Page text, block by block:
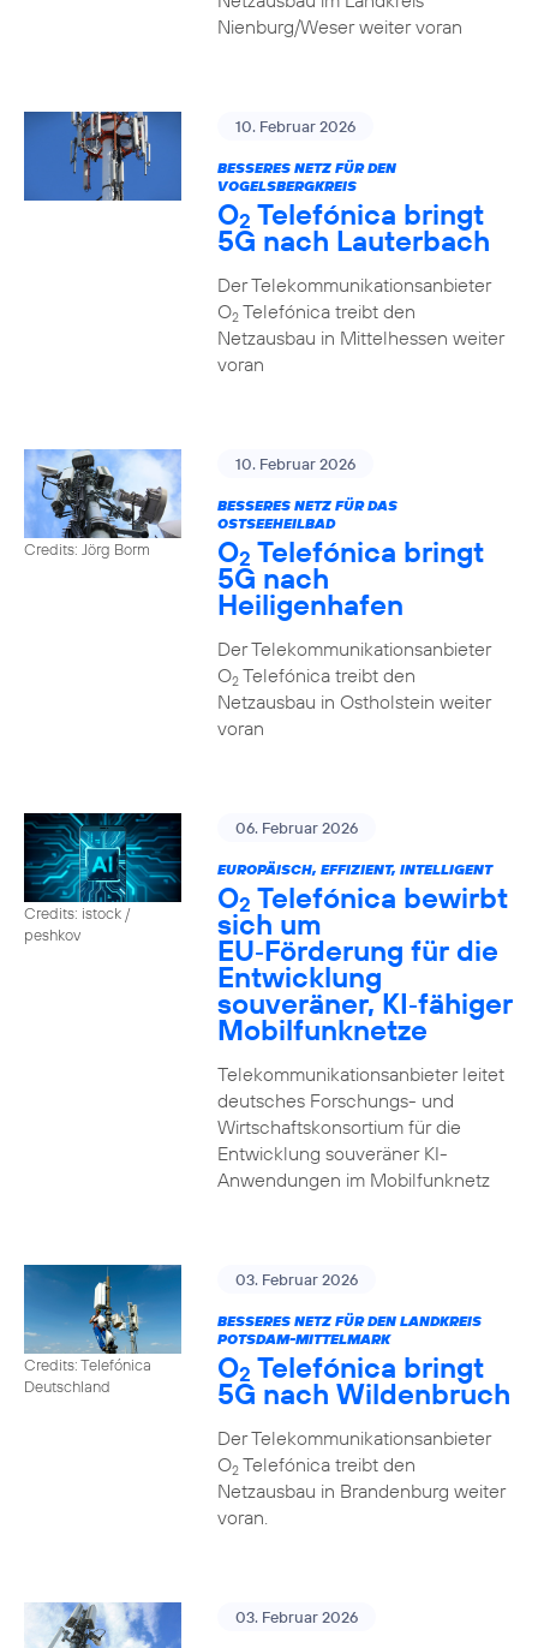
Nienburg/Weser weiter voran
10. Februar 2026
BESSERES NETZ FÜR DEN
VOGELSBERGKREIS
O2 Telefónica bringt
5G nach Lauterbach
Der Telekommunikationsanbieter
O2Telefónica treibt den
Netzausbau in Mittelhessen weiter
voran
Credits: Jörg Borm
10. Februar 2026
BESSERES NETZ FÜR DAS
OSTSEEHEILBAD
O2 Telefónica bringt
5G nach
Heiligenhafen
Der Telekommunikationsanbieter
O2Telefónica treibt den
Netzausbau in Ostholstein weiter
voran
Credits: istock /
peshkov
06. Februar 2026
EUROPÄISCH, EFFIZIENT, INTELLIGENT
O2 Telefónica bewirbt
sich um
EU‑Förderung für die
Entwicklung
souveräner, KI‑fähiger
Mobilfunknetze
Telekommunikationsanbieter leitet
deutsches Forschungs- und
Wirtschaftskonsortium für die
Entwicklung souveräner KI-
Anwendungen im Mobilfunknetz
Credits: Telefónica
Deutschland
03. Februar 2026
BESSERES NETZ FÜR DEN LANDKREIS
POTSDAM-MITTELMARK
O2 Telefónica bringt
5G nach Wildenbruch
Der Telekommunikationsanbieter
O2Telefónica treibt den
Netzausbau in Brandenburg weiter
voran.
03. Februar 2026